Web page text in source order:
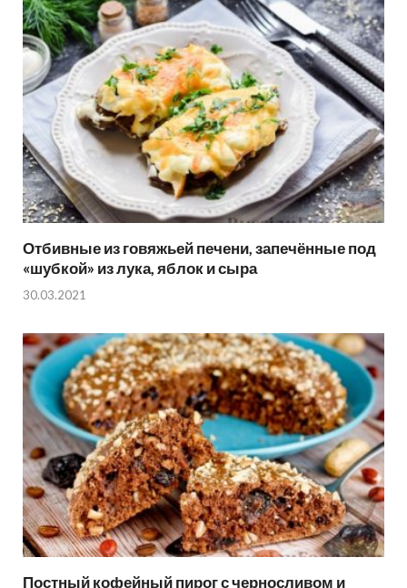
Отбивные из говяжьей печени, запечённые под
«шубкой» из лука, яблок и сыра
30.03.2021
Постный кофейный пирог с черносливом и